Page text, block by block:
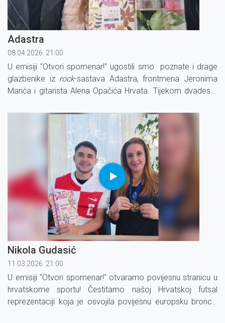
Adastra
08.04.2026. 21:00
U emisiji "Otvori spomenar!" ugostili smo poznate i drage
glazbenike iz rock-sastava Adastra, frontmena Jeronima
Marića i gitarista Alena Opačića Hrvata. Tijekom dvadeset
pjesme snažnih poruka.
Nikola Gudasić
11.03.2026. 21:00
U emisiji "Otvori spomenar!" otvaramo povijesnu stranicu u
hrvatskome sportu! Čestitamo našoj Hrvatskoj futsal
reprezentaciji koja je osvojila povijesnu europsku broncu,